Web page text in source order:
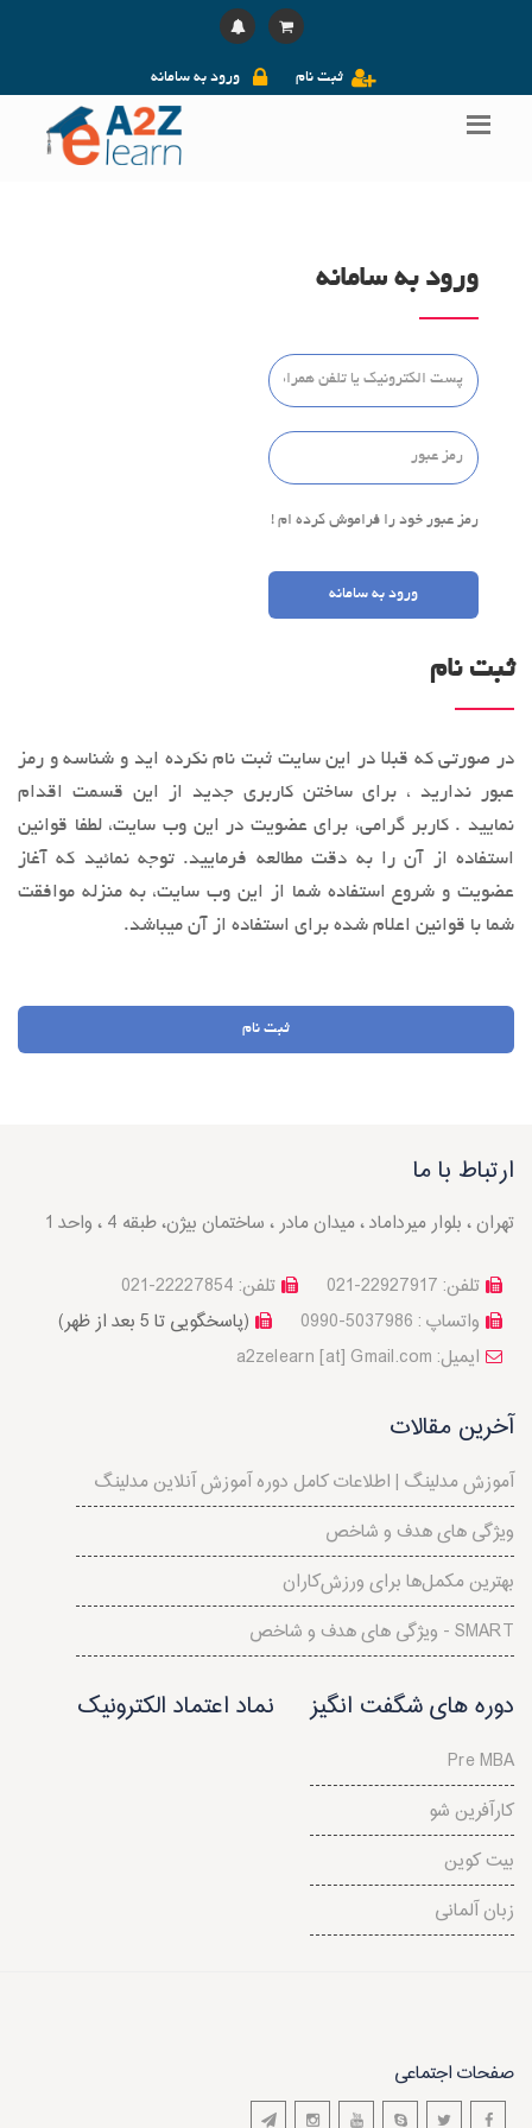
ورود به سامانه ثبت نام
ورود به سامانه
رمز عبور خود را فراموش کرده ام !
ورود به سامانه
ثبت نام
در صورتی که قبلا در این سایت ثبت نام نکرده اید و شناسه و رمز
عبور ندارید ، برای ساختن کاربری جدید از این قسمت اقدام
نمایید . کاربر گرامی، براي عضویت در این وب‌ سایت، لطفا قوانین
استفاده از آن را به‌ دقت مطالعه فرماييد. توجه نمائید كه آغاز
عضويت و شروع استفاده شما از این وب‌ سایت، به منزله موافقت
شما با قوانین اعلام ‌شده برای استفاده از آن میباشد.
ثبت نام
ارتباط با ما
تهران ، بلوار میرداماد ، میدان مادر ، ساختمان بیژن، طبقه 4 ، واحد 1
تلفن: 22227854-021
تلفن: 22927917-021
(پاسخگویی تا 5 بعد از ظهر)
واتساپ : 5037986-0990
a2zelearn [at] Gmail.com :ایمیل
آخرین مقالات
آموزش مدلینگ | اطلاعات کامل دوره آموزش آنلاین مدلینگ
ویژگی های هدف و شاخص
بهترین مکمل‌ها برای ورزش‌کاران
ویژگی های هدف و شاخص - SMART
دوره های شگفت انگیز
Pre MBA
کارآفرین شو
بیت کوین
زبان آلمانی
نماد اعتماد الکترونیک
صفحات اجتماعی